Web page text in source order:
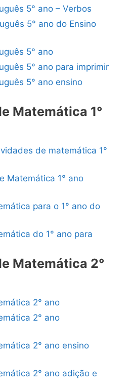
5° ano – Verbos
5° ano do Ensino
5° ano
5° ano para imprimir
5° ano ensino
Matemática 1°
de matemática 1°
Matemática 1° ano
para o 1° ano do
do 1° ano para
Matemática 2°
2° ano
2° ano
2° ano ensino
2° ano adição e